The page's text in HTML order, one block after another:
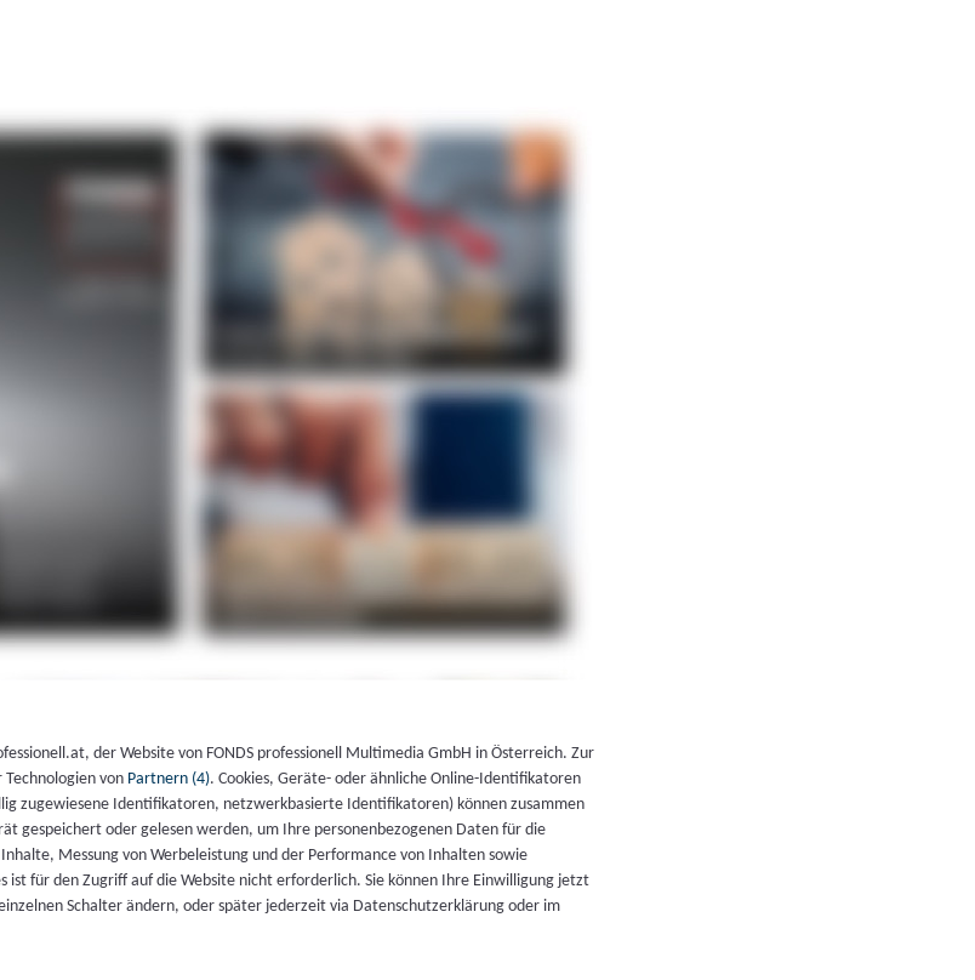
der Website von FONDS professionell Multimedia GmbH in Österreich. Zur
von Partnern (4). Cookies, Geräte- oder ähnliche Online-Identifikatoren
zugewiesene Identifikatoren, netzwerkbasierte Identifikatoren) können zusammen
gespeichert oder gelesen werden, um Ihre personenbezogenen Daten für die
Messung von Werbeleistung und der Performance von Inhalten sowie
ist für den Zugriff auf die Website nicht erforderlich. Sie können Ihre Einwilligung jetzt
Schalter ändern, oder später jederzeit via Datenschutzerklärung oder im